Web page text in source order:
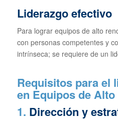
Liderazgo efectivo
Para lograr equipos de alto
con personas competentes y
intrínseca; se requiere de un
Requisitos para el
en Equipos de
1. Dirección y